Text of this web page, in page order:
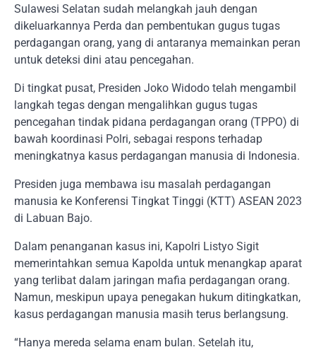
Sulawesi Selatan sudah melangkah jauh dengan
dikeluarkannya Perda dan pembentukan gugus tugas
perdagangan orang, yang di antaranya memainkan peran
untuk deteksi dini atau pencegahan.
Di tingkat pusat, Presiden Joko Widodo telah mengambil
langkah tegas dengan mengalihkan gugus tugas
pencegahan tindak pidana perdagangan orang (TPPO) di
bawah koordinasi Polri, sebagai respons terhadap
meningkatnya kasus perdagangan manusia di Indonesia.
Presiden juga membawa isu masalah perdagangan
manusia ke Konferensi Tingkat Tinggi (KTT) ASEAN 2023
di Labuan Bajo.
Dalam penanganan kasus ini, Kapolri Listyo Sigit
memerintahkan semua Kapolda untuk menangkap aparat
yang terlibat dalam jaringan mafia perdagangan orang.
Namun, meskipun upaya penegakan hukum ditingkatkan,
kasus perdagangan manusia masih terus berlangsung.
“Hanya mereda selama enam bulan. Setelah itu,